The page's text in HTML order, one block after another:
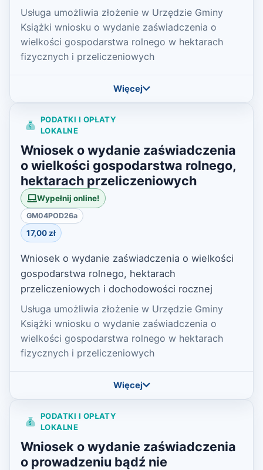
Usługa umożliwia złożenie w Urzędzie Gminy
Książki wniosku o wydanie zaświadczenia o
wielkości gospodarstwa rolnego w hektarach
fizycznych i przeliczeniowych
Więcej
PODATKI I OPŁATY
LOKALNE
Wniosek o wydanie zaświadczenia
o wielkości gospodarstwa rolnego,
hektarach przeliczeniowych
Wypełnij online!
GM04POD26a
17,00 zł
Wniosek o wydanie zaświadczenia o wielkości
gospodarstwa rolnego, hektarach
przeliczeniowych i dochodowości rocznej
Usługa umożliwia złożenie w Urzędzie Gminy
Książki wniosku o wydanie zaświadczenia o
wielkości gospodarstwa rolnego w hektarach
fizycznych i przeliczeniowych
Więcej
PODATKI I OPŁATY
LOKALNE
Wniosek o wydanie zaświadczenia
o prowadzeniu bądź nie